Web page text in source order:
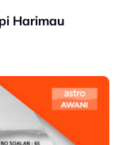
Harimau